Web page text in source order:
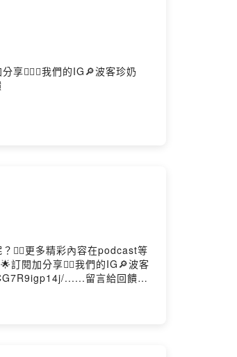
👍🏻📍我們的IG🔎波客珍奶
👌🏻更多精彩內容在podcast等
閱加分享👍🏻我們的IG🔎波客
......留言給回饋